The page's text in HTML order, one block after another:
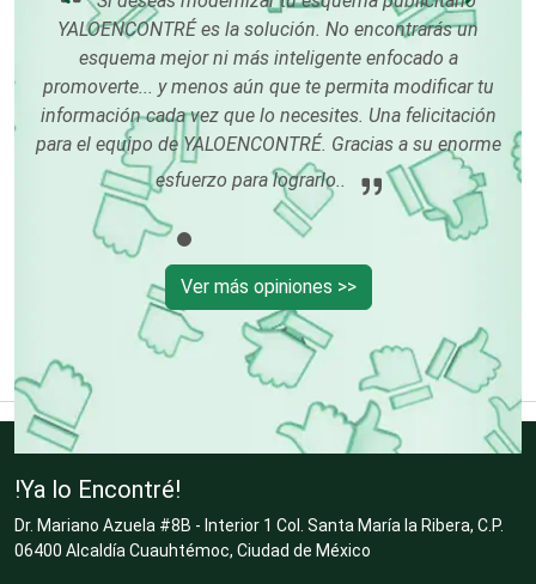
Centros Turísticos
Cerrajerías
Cibercafés
Clínicas de Belleza
Clínicas de Rehabilitación
Clínicas y Hospitales
YALOENCONTRÉ es la solución. No encontrarás un
esquema mejor ni más inteligente enfocado a
promoverte... y menos aún que te permita modificar tu
información cada vez que lo necesites. Una felicitación
para el equipo de YALOENCONTRÉ. Gracias a su enorme
esfuerzo para lograrlo..
Ver más opiniones >>
!Ya lo Encontré!
Dr. Mariano Azuela #8B - Interior 1 Col. Santa María la Ribera, C.P.
06400 Alcaldía Cuauhtémoc, Ciudad de México